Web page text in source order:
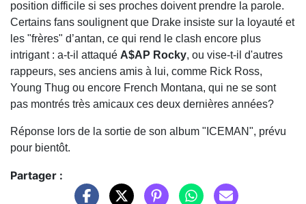
position difficile si ses proches doivent prendre la parole.
Certains fans soulignent que Drake insiste sur la loyauté et
les "frères" d’antan, ce qui rend le clash encore plus
intrigant : a-t-il attaqué A$AP Rocky, ou vise-t-il d'autres
rappeurs, ses anciens amis à lui, comme Rick Ross,
Young Thug ou encore French Montana, qui ne se sont
pas montrés très amicaux ces deux dernières années?
Réponse lors de la sortie de son album "ICEMAN", prévu
pour bientôt.
Partager :